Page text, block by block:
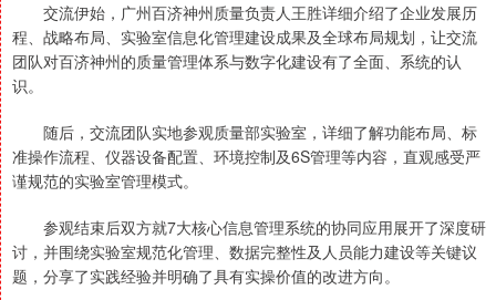
交流伊始，广州百济神州质量负责人王胜详细介绍了企业发展历
程、战略布局、实验室信息化管理建设成果及全球布局规划，让交流
团队对百济神州的质量管理体系与数字化建设有了全面、系统的认
识。
随后，交流团队实地参观质量部实验室，详细了解功能布局、标
准操作流程、仪器设备配置、环境控制及6S管理等内容，直观感受严
谨规范的实验室管理模式。
参观结束后双方就7大核心信息管理系统的协同应用展开了深度研
讨，并围绕实验室规范化管理、数据完整性及人员能力建设等关键议
题，分享了实践经验并明确了具有实操价值的改进方向。